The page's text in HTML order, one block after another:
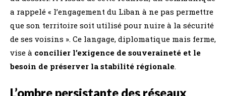
a rappelé « l’engagement du Liban à ne pas permettre
que son territoire soit utilisé pour nuire à la sécurité
de ses voisins ». Ce langage, diplomatique mais ferme,
vise à concilier l’exigence de souveraineté et le
besoin de préserver la stabilité régionale.
L’ombre persistante des réseaux